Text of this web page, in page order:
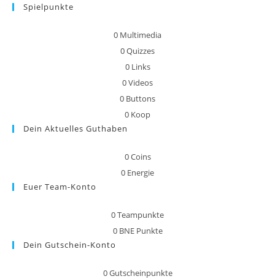
Spielpunkte
0 Multimedia
0Quizzes
0 Links
0Videos
0 Buttons
0 Koop
Dein Aktuelles Guthaben
0Coins
0 Energie
Euer Team-Konto
0Teampunkte
0 BNE Punkte
Dein Gutschein-Konto
0Gutscheinpunkte